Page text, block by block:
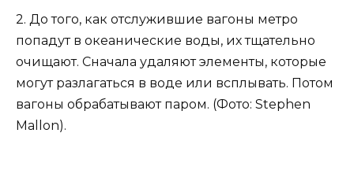
2. До того, как отслужившие вагоны метро
попадут в океанические воды, их тщательно
очищают. Сначала удаляют элементы, которые
могут разлагаться в воде или всплывать. Потом
вагоны обрабатывают паром. (Фото: Stephen
Mallon).